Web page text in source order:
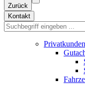
Zurück
Kontakt
Privatkunden